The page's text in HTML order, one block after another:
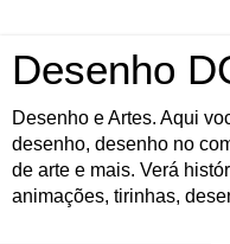
Desenho
Desenho e Artes. Aqui
desenho, desenho no
de arte e mais. Verá
animações, tirinhas,